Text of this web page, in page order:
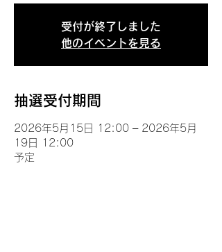
受付が終了しました
他のイベントを見る
抽選受付期間
2026年5月15日 12:00 – 2026年5月
19日 12:00
予定